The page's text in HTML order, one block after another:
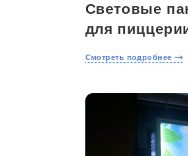
Световые
для
Смотреть подробнее